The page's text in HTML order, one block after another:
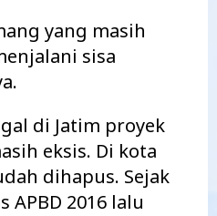
yang masih
sisa
di Jatim proyek
eksis. Di kota
dihapus. Sejak
APBD 2016 lalu